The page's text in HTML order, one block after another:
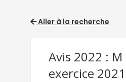
Aller à la recherche
Avis 2022 : M
exercice 2021